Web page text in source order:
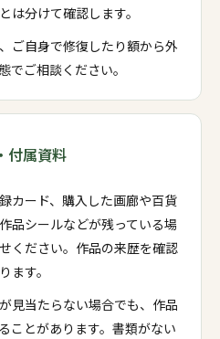
は分けて確認します。
ご自身で修復したり額から外
でご相談ください。
付属資料
カード、購入した画廊や百貨
品シールなどが残っている場
ください。作品の来歴を確認
ます。
見当たらない場合でも、作品
ことがあります。書類がない